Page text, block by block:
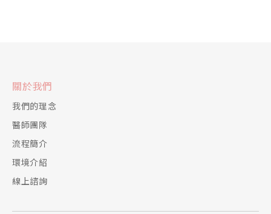
關於我們
我們的理念
醫師團隊
流程簡介
環境介紹
線上諮詢